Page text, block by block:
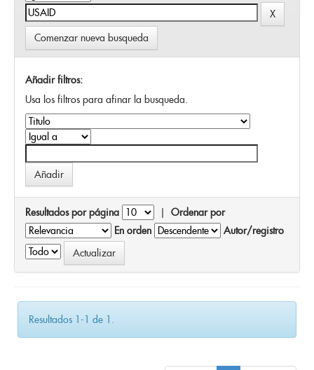
Comenzar nueva busqueda
Añadir filtros:
Usa los filtros para afinar la busqueda.
Resultados por página | Ordenar por
En orden
Autor/registro
Resultados 1-1 de 1.